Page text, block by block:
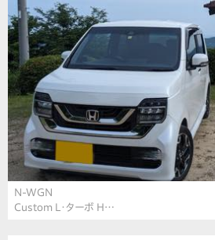
N-WGN
Custom L・ターボ H…